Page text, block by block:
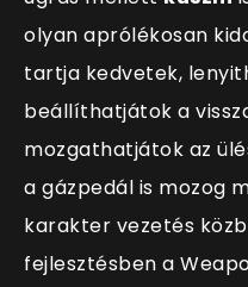
olyan aprólékosan
tartja kedvetek,
beállíthatjátok a
mozgathatjátok az
a gázpedál is mozog
karakter vezetés
fejlesztésben a